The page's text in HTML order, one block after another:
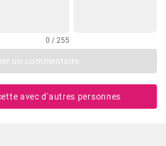
0 / 255
un commentaire
avec d'autres personnes